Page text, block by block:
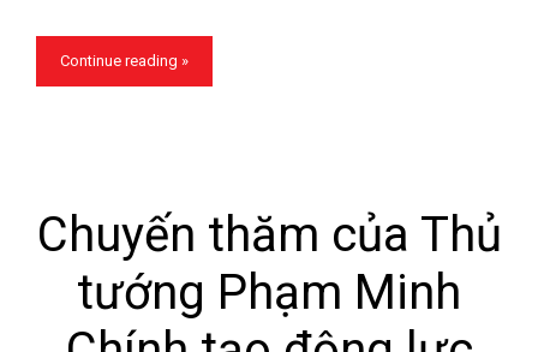
Continue reading »
Chuyến thăm của Thủ
tướng Phạm Minh